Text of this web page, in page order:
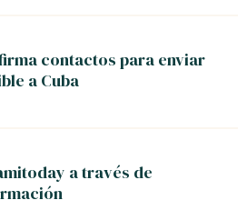
contactos para enviar
a Cuba
a través de